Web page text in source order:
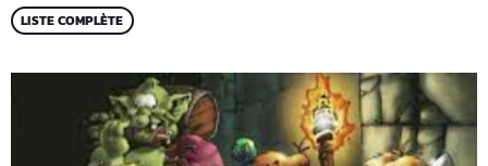
LISTE COMPLÈTE